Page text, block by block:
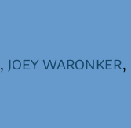
joey waronker